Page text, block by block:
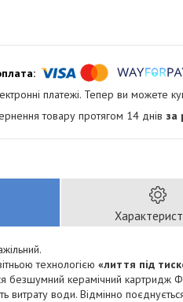
платежі. Тепер ви можете
товару протягом 14 днів за
технологією «лиття під
безшумний керамічний
витрату води. Відмінно